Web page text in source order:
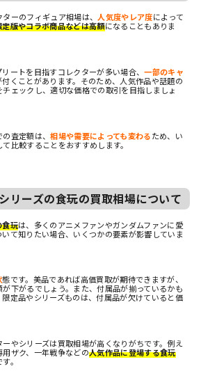
ーのフィギュア相場は、 人気度やレア度によって
定版やコラボ商品などは高額になることもありま
ートを目指すコレクターが多い場合、一部のキャ
付くことがあります。そのため、人気作品や話題の
ェックし、適切な価格での取引を目指しましょ
の査定額は、相場や需要によっても変わるため、い
比較することをおすすめします。
リーズの食玩の買取相場について
食玩は、多くのアニメファンやガンダムファンに愛
て知りたい場合、いくつかの要素が影響していま
態です。美品であれば高価買取が期待できますが、
下がるでしょう。また、付属品が揃っているかも
定品やシリーズものは、付属品が欠けていると価
やシリーズは買取相場が高くなりがちです。例え
ザク、一年戦争などの人気作品に登場する食玩
。